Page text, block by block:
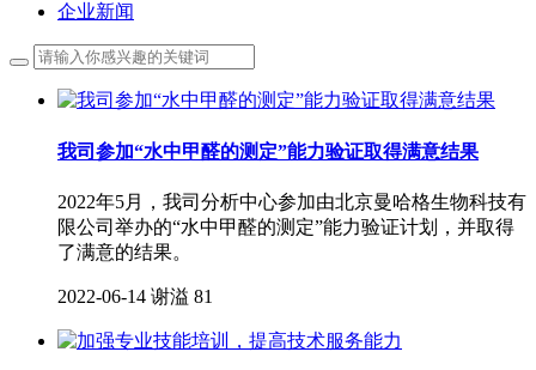
企业新闻
我司参加“水中甲醛的测定”能力验证取得满意结果
2022年5月，我司分析中心参加由北京曼哈格生物科技有
限公司举办的“水中甲醛的测定”能力验证计划，并取得
了满意的结果。
2022-06-14 谢溢 81